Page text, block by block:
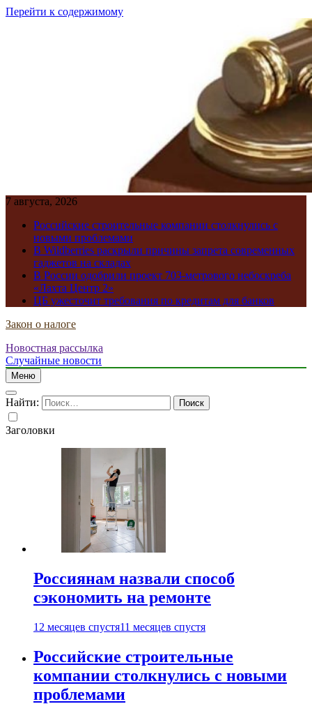
Перейти к содержимому
7 августа, 2026
Российские строительные компании столкнулись с
новыми проблемами
В Wildberries раскрыли причины запрета современных
гаджетов на складах
В России одобрили проект 703-метрового небоскреба
«Лахта Центр 2»
ЦБ ужесточит требования по кредитам для банков
Закон о налоге
Новостная рассылка
Случайные новости
Меню
Найти:
Заголовки
Россиянам назвали способ
сэкономить на ремонте
12 месяцев спустя11 месяцев спустя
Российские строительные
компании столкнулись с новыми
проблемами